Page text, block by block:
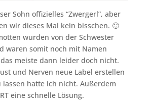
Sohn offizielles “Zwergerl”, aber
wir dieses Mal kein bisschen. 🙂
wurden von der Schwester
waren somit noch mit Namen
meiste dann leider doch nicht.
und Nerven neue Label erstellen
hatte ich nicht. Außerdem
eine schnelle Lösung.